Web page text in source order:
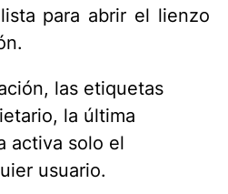
para abrir el lienzo
las etiquetas
la última
activa solo el
usuario.